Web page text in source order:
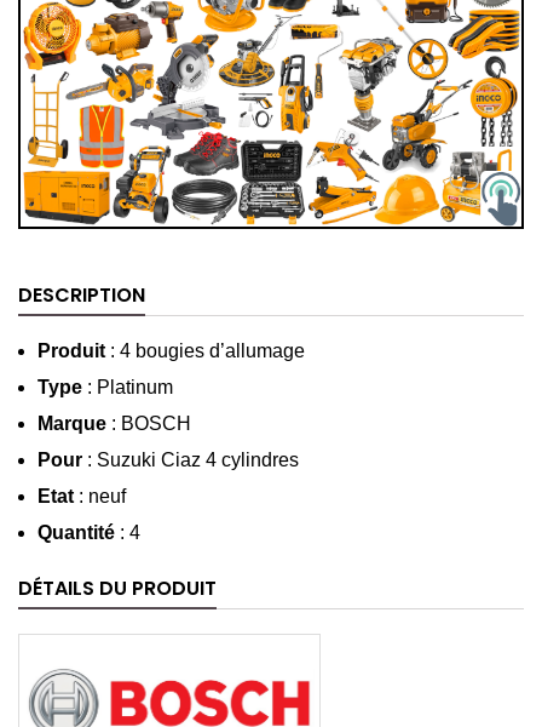
DESCRIPTION
Produit : 4 bougies d’allumage
Type : Platinum
Marque : BOSCH
Pour : Suzuki Ciaz 4 cylindres
Etat : neuf
Quantité : 4
DÉTAILS DU PRODUIT